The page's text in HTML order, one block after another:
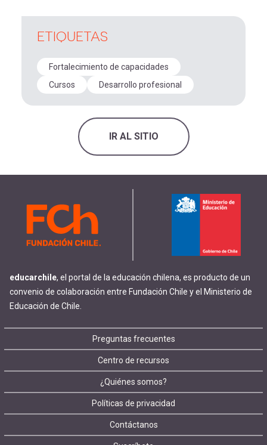
ETIQUETAS
Fortalecimiento de capacidades
Cursos
Desarrollo profesional
IR AL SITIO
educarchile, el portal de la educación chilena, es producto de un
convenio de colaboración entre Fundación Chile y el Ministerio de
Educación de Chile.
Footer
menu
Preguntas frecuentes
Centro de recursos
¿Quiénes somos?
Políticas de privacidad
Contáctanos